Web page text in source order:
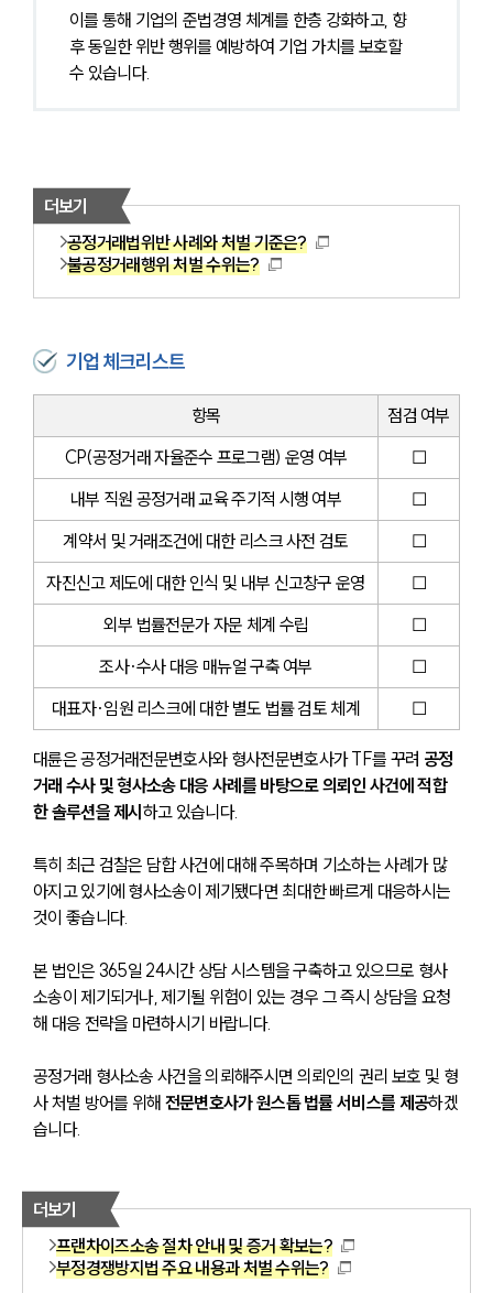
이를 통해 기업의 준법경영 체계를 한층 강화하고, 향
후 동일한 위반 행위를 예방하여 기업 가치를 보호할
수 있습니다.
더보기
공정거래법위반 사례와 처벌 기준은?
불공정거래행위 처벌 수위는?
기업 체크리스트
항목
점검 여부
CP(공정거래 자율준수 프로그램) 운영 여부
☐
내부 직원 공정거래 교육 주기적 시행 여부
☐
계약서 및 거래조건에 대한 리스크 사전 검토
☐
자진신고 제도에 대한 인식 및 내부 신고창구 운영
☐
외부 법률전문가 자문 체계 수립
☐
조사·수사 대응 매뉴얼 구축 여부
☐
대표자·임원 리스크에 대한 별도 법률 검토 체계
☐
대륜은 공정거래전문변호사와 형사전문변호사가 TF를 꾸려 공정
거래 수사 및 형사소송 대응 사례를 바탕으로 의뢰인 사건에 적합
한 솔루션을 제시하고 있습니다.
특히 최근 검찰은 담합 사건에 대해 주목하며 기소하는 사례가 많
아지고 있기에 형사소송이 제기됐다면 최대한 빠르게 대응하시는
것이 좋습니다.
본 법인은 365일 24시간 상담 시스템을 구축하고 있으므로 형사
소송이 제기되거나, 제기될 위험이 있는 경우 그 즉시 상담을 요청
해 대응 전략을 마련하시기 바랍니다.
공정거래 형사소송 사건을 의뢰해주시면 의뢰인의 권리 보호 및 형
사 처벌 방어를 위해 전문변호사가 원스톱 법률 서비스를 제공하겠
습니다.
더보기
프랜차이즈소송 절차 안내 및 증거 확보는?
부정경쟁방지법 주요 내용과 처벌 수위는?